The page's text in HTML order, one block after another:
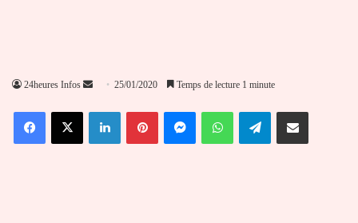
24heures Infos
Envoyer
courriel
25/01/2020 Temps de lecture 1 minute
FacebookX LinkedinPinterestMessengerWhatsAppTelegramPartager par email